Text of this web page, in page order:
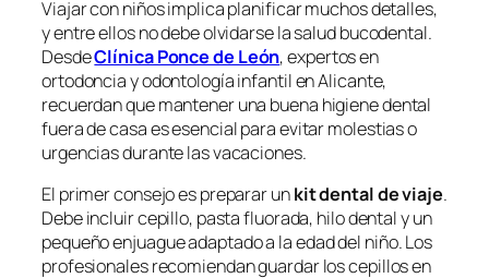
Viajar con niños implica planificar muchos detalles,
y entre ellos no debe olvidarse la salud bucodental.
DesdeClínica Ponce de León, expertos en
ortodoncia y odontología infantil en Alicante,
recuerdan que mantener una buena higiene dental
fuera de casa es esencial para evitar molestias o
urgencias durante las vacaciones.
El primer consejo es preparar unkit dental de viaje.
Debe incluir cepillo, pasta fluorada, hilo dental y un
pequeño enjuague adaptado a la edad del niño. Los
profesionales recomiendan guardar los cepillos en